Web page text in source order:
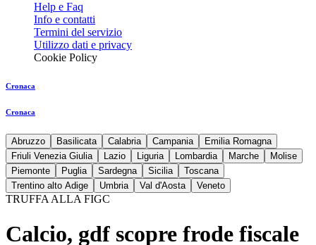
Help e Faq
Info e contatti
Termini del servizio
Utilizzo dati e privacy
Cookie Policy
Cronaca
Cronaca
Abruzzo Basilicata Calabria Campania
Emilia Romagna
Friuli Venezia Giulia
Lazio Liguria Lombardia Marche
Molise
Piemonte
Puglia Sardegna Sicilia
Toscana
Trentino alto Adige
Umbria Val d'Aosta Veneto
TRUFFA ALLA FIGC
Calcio, gdf scopre frode fiscale